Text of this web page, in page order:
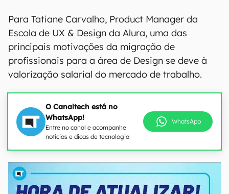
Para Tatiane Carvalho, Product Manager da
Escola de UX & Design da Alura, uma das
principais motivações da migração de
profissionais para a área de Design se deve à
valorização salarial do mercado de trabalho.
O Canaltech está no
WhatsApp!
Entre no canal e acompanhe
notícias e dicas de tecnologia
WhatsApp